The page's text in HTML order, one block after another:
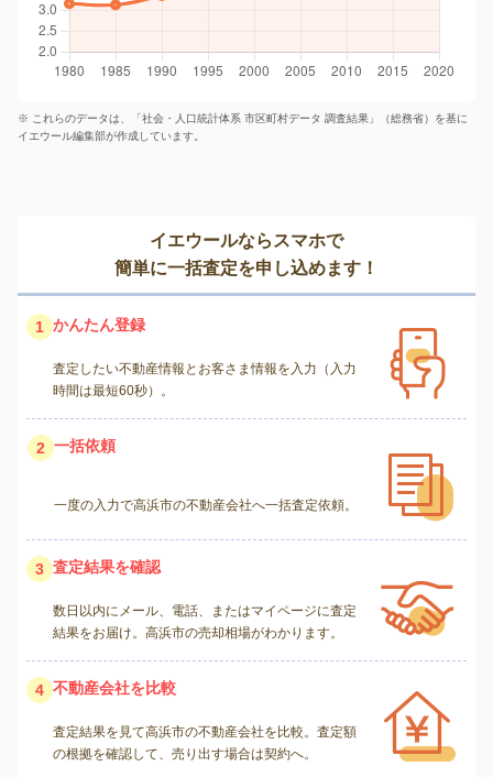
※ これらのデータは、「社会・人口統計体系 市区町村データ 調査結果」（総務省）を基に
イエウール編集部が作成しています。
イエウールならスマホで
簡単に一括査定を申し込めます！
1 かんたん登録
査定したい不動産情報とお客さま情報を入力（入力
時間は最短60秒）。
2 一括依頼
一度の入力で高浜市の不動産会社へ一括査定依頼。
3 査定結果を確認
数日以内にメール、電話、またはマイページに査定
結果をお届け。高浜市の売却相場がわかります。
4 不動産会社を比較
査定結果を見て高浜市の不動産会社を比較。査定額
の根拠を確認して、売り出す場合は契約へ。